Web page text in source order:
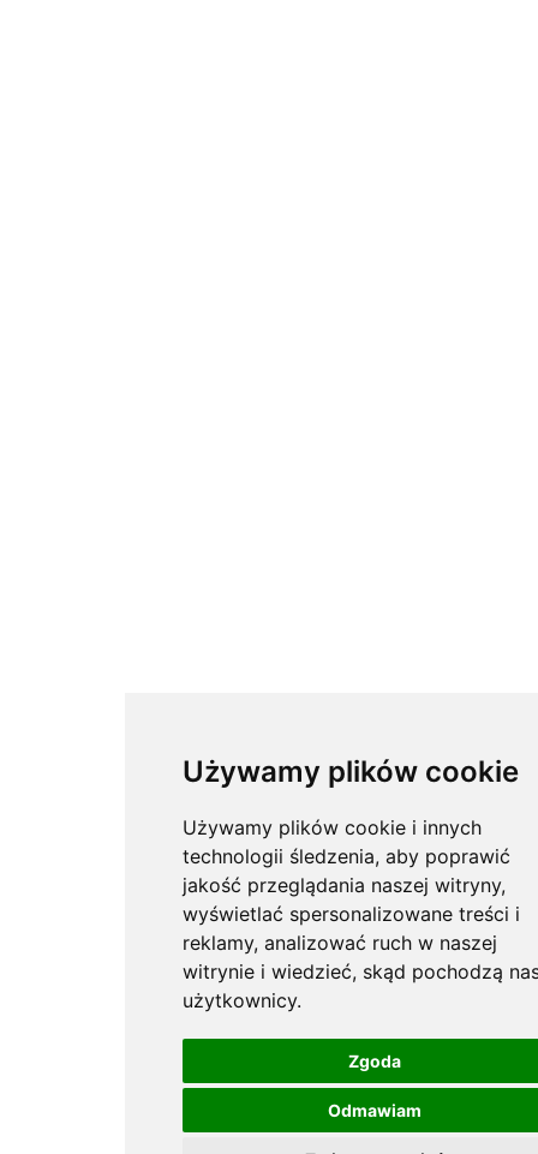
Używamy plików cookie
Używamy plików cookie i innych
technologii śledzenia, aby poprawić
jakość przeglądania naszej witryny,
wyświetlać spersonalizowane treści i
reklamy, analizować ruch w naszej
witrynie i wiedzieć, skąd pochodzą
użytkownicy.
Zgoda
Odmawiam